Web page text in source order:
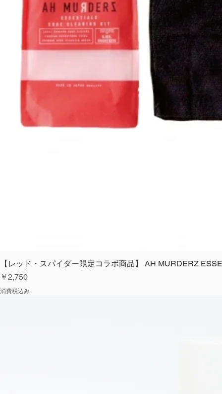
【レッド・スパイダー限定コラボ商品】 AH MURDERZ
価格
￥2,750
消費税込み